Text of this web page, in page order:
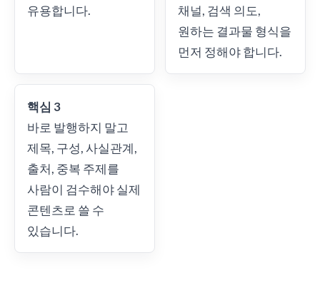
유용합니다.
채널, 검색 의도,
원하는 결과물 형식을
먼저 정해야 합니다.
핵심 3
바로 발행하지 말고
제목, 구성, 사실관계,
출처, 중복 주제를
사람이 검수해야 실제
콘텐츠로 쓸 수
있습니다.